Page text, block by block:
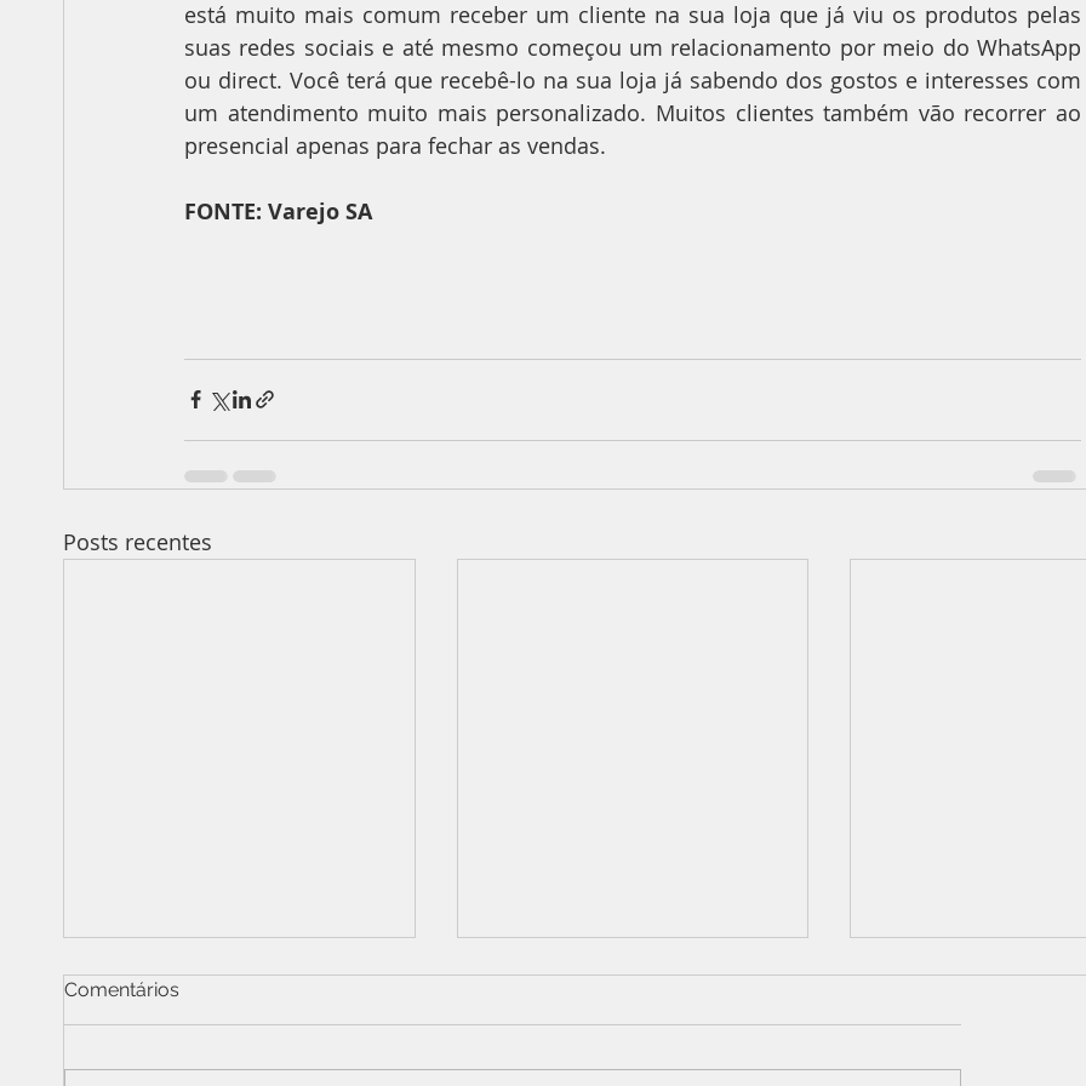
está muito mais comum receber um cliente na sua loja que já viu os produtos pelas
suas redes sociais e até mesmo começou um relacionamento por meio do WhatsApp
ou direct. Você terá que recebê-lo na sua loja já sabendo dos gostos e interesses com
um atendimento muito mais personalizado. Muitos clientes também vão recorrer ao
presencial apenas para fechar as vendas.
FONTE: Varejo SA
Posts recentes
Comentários